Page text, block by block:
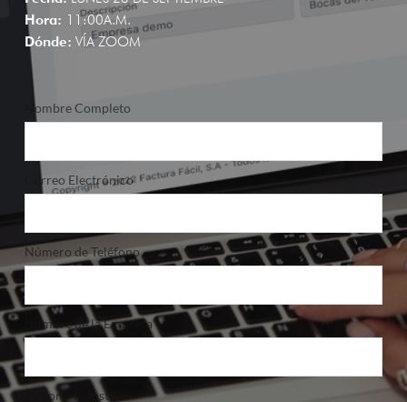
Hora: 11:00A.M.
Dónde: VÍA ZOOM
Nombre Completo
Correo Electrónico
Número de Teléfono
Nombre de la Empresa
Sector o Industria